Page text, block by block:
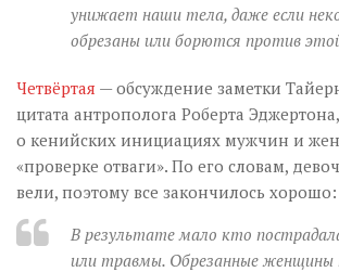
унижает наши тела, даже если
обрезаны или борются против
Четвёртая — обсуждение заметки
цитата антрополога Роберта
о кенийских инициациях мужчин и
«проверке отваги». По его словам,
вели, поэтому все закончилось хорошо:
В результате мало кто
или травмы. Обрезанные женщины